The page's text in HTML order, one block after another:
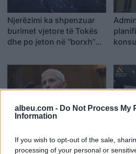
albeu.com - Do Not Process My
Information
If you wish to opt-out of the sale,
processing of your personal or
Njerëzimi ka shpenzuar
burimet vjetore të Tokës
dhe po jeton në “borxh”
gjatë Covid-19,